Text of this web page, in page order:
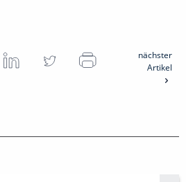
nächster
Artikel